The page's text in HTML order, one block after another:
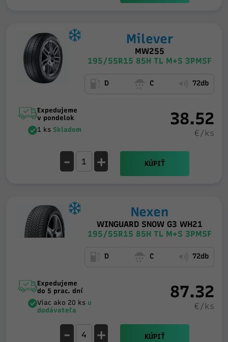
Milever
MW255
195/55R15 85H TL M+S 3PMSF
D C 72db
Expedujeme
v pondelok
1 ks Skladom
38.52
€/ks
- + KÚPIŤ
Nexen
WINGUARD SNOW G3 WH21
195/55R15 85H TL M+S 3PMSF
D C 72db
Expedujeme
do 5 prac. dní
Viac ako 20 ks u
dodávateľa
87.32
€/ks
- + KÚPIŤ